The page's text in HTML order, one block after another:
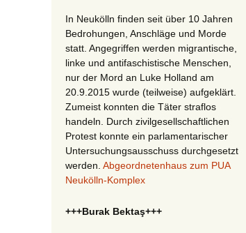
In Neukölln finden seit über 10 Jahren
Bedrohungen, Anschläge und Morde
statt. Angegriffen werden migrantische,
linke und antifaschistische Menschen,
nur der Mord an Luke Holland am
20.9.2015 wurde (teilweise) aufgeklärt.
Zumeist konnten die Täter straflos
handeln. Durch zivilgesellschaftlichen
Protest konnte ein parlamentarischer
Untersuchungsausschuss durchgesetzt
werden. Abgeordnetenhaus zum PUA
Neukölln-Komplex
+++Burak Bektaş+++